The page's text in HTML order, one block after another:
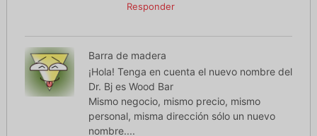
Responder
Barra de madera
¡Hola! Tenga en cuenta el nuevo nombre del
Dr. Bj es Wood Bar
Mismo negocio, mismo precio, mismo
personal, misma dirección sólo un nuevo
nombre....